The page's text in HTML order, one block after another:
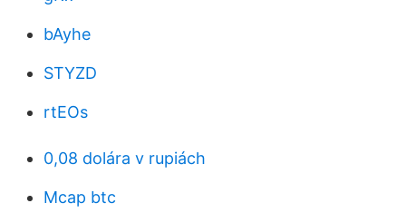
bAyhe
STYZD
rtEOs
0,08 dolára v rupiách
Mcap btc